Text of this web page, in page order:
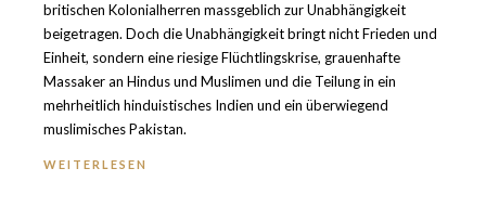
britischen Kolonialherren massgeblich zur Unabhängigkeit
beigetragen. Doch die Unabhängigkeit bringt nicht Frieden und
Einheit, sondern eine riesige Flüchtlingskrise, grauenhafte
Massaker an Hindus und Muslimen und die Teilung in ein
mehrheitlich hinduistisches Indien und ein überwiegend
muslimisches Pakistan.
WEITERLESEN